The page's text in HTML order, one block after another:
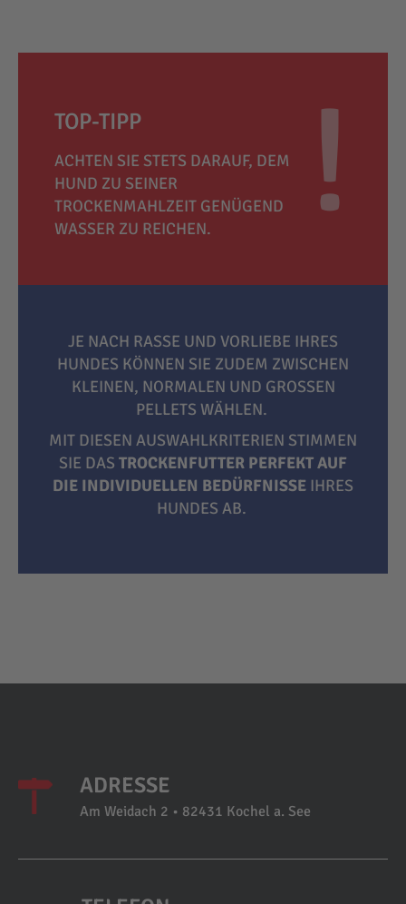
TOP-TIPP
ACHTEN SIE STETS DARAUF, DEM
HUND ZU SEINER
TROCKENMAHLZEIT GENÜGEND
WASSER ZU REICHEN.
JE NACH RASSE UND VORLIEBE IHRES
HUNDES KÖNNEN SIE ZUDEM ZWISCHEN
KLEINEN, NORMALEN UND GROSSEN P
ELLETS WÄHLEN.
MIT DIESEN AUSWAHLKRITERIEN STIMMEN
SIE DAS TROCKENFUTTER PERFEKT AUF
DIE INDIVIDUELLEN BEDÜRFNISSE IHRES
HUNDES AB.
ADRESSE
Am Weidach 2 • 82431 Kochel a. See